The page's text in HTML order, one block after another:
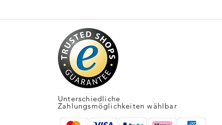
Unterschiedliche
Zahlungsmöglichkeiten wählbar